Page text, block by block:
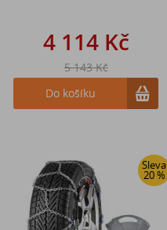
4 114 Kč
5 143 Kč
Do košíku
Sleva
20 %